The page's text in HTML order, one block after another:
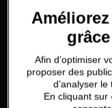
Le cholestérol est
numéro un pour la
est essentiel de
rôle vital dans
structure
synthèse de la
pour éviter des
Afin d’optimiser
proposer des
d’analyser
En cliquant sur